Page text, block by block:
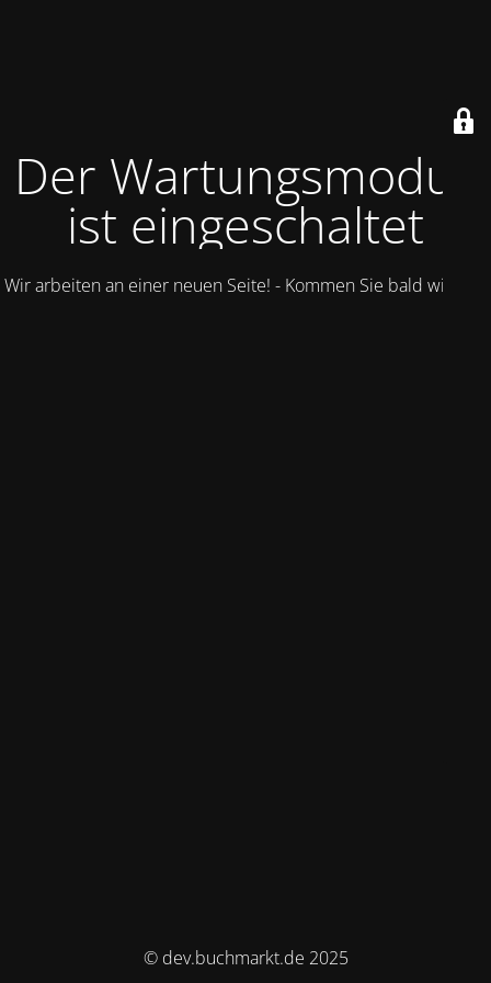
Der Wartungsmodus
ist eingeschaltet
Wir arbeiten an einer neuen Seite! - Kommen Sie bald wieder.
© dev.buchmarkt.de 2025